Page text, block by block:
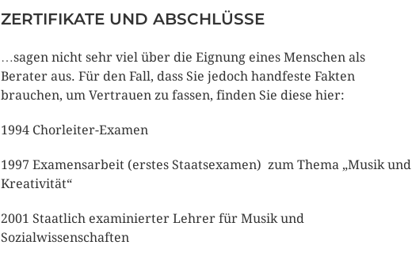
ZERTIFIKATE UND ABSCHLÜSSE
…sagen nicht sehr viel über die Eignung eines Menschen als
Berater aus. Für den Fall, dass Sie jedoch handfeste Fakten
brauchen, um Vertrauen zu fassen, finden Sie diese hier:
1994 Chorleiter-Examen
1997 Examensarbeit (erstes Staatsexamen) zum Thema „Musik und
Kreativität“
2001 Staatlich examinierter Lehrer für Musik und
Sozialwissenschaften